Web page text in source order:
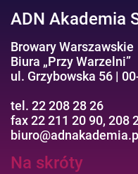
ADN Akademia
Browary Warszawskie
Biura „Przy Warzelni”
ul. Grzybowska 56 |
tel. 22 208 28 26
fax 22 211 20 90, 208
biuro@adnakademia.pl
Na skróty